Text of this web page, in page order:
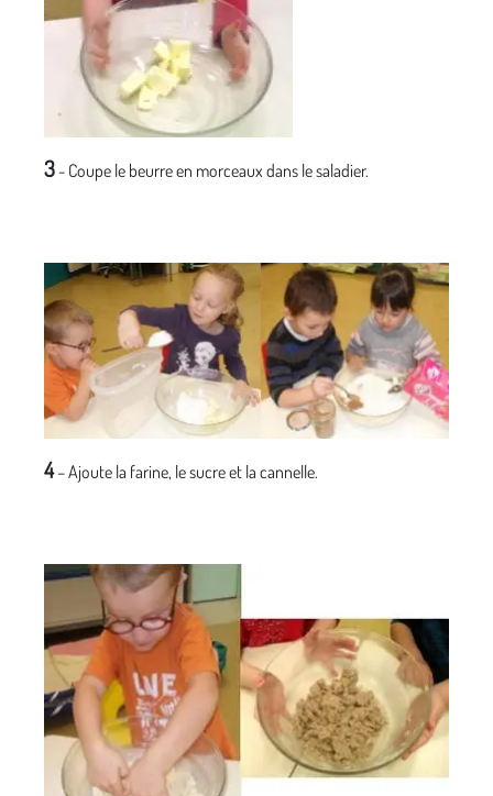
3- Coupe le beurre en morceaux dans le saladier.
4– Ajoute la farine, le sucre et la cannelle.